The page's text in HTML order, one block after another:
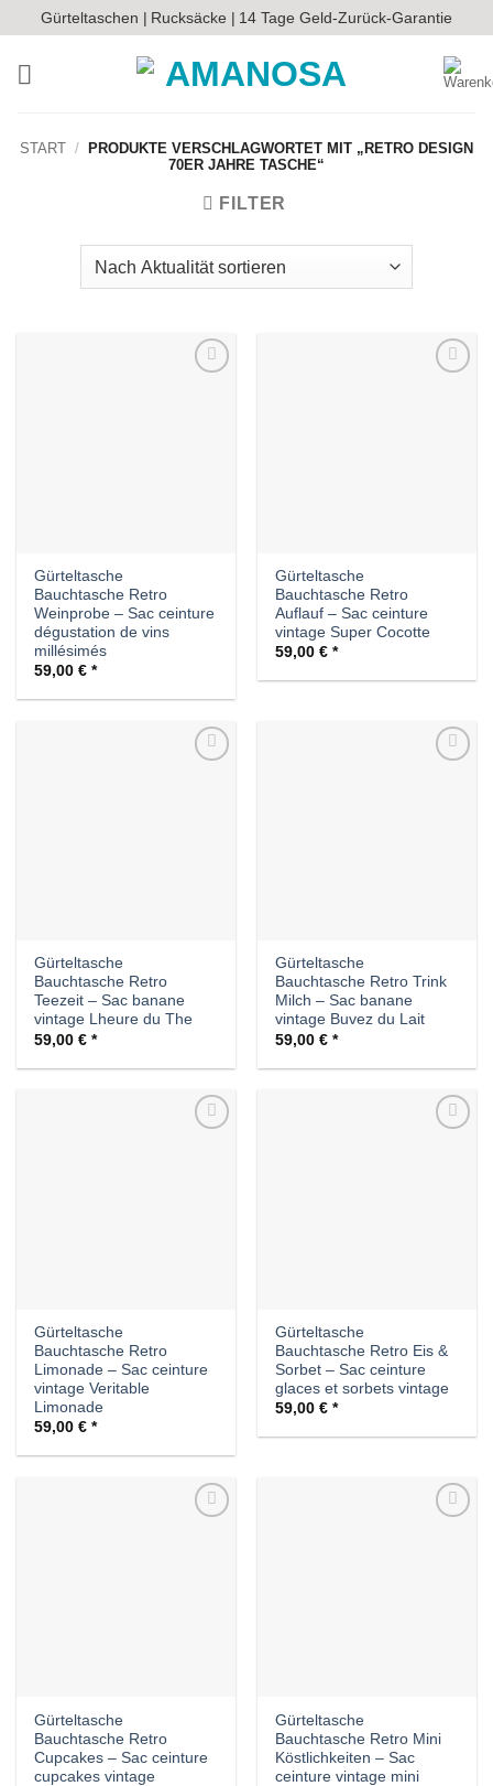
Inhalt
springen
Gürteltaschen | Rucksäcke | 14 Tage Geld-Zurück-Garantie
START /
PRODUKTE VERSCHLAGWORTET MIT „RETRO DESIGN
70ER JAHRE TASCHE“
FILTER
Gürteltasche
Bauchtasche Retro
Weinprobe – Sac ceinture
dégustation de vins
millésimés
59,00€
Gürteltasche
Bauchtasche Retro
Auflauf – Sac ceinture
vintage Super Cocotte
59,00€
Gürteltasche
Bauchtasche Retro
Teezeit – Sac banane
vintage Lheure du The
59,00€
Gürteltasche
Bauchtasche Retro Trink
Milch – Sac banane
vintage Buvez du Lait
59,00€
Gürteltasche
Bauchtasche Retro
Limonade – Sac ceinture
vintage Veritable
Limonade
59,00€
Gürteltasche
Bauchtasche Retro Eis &
Sorbet – Sac ceinture
glaces et sorbets vintage
59,00€
Gürteltasche
Bauchtasche Retro
Cupcakes – Sac ceinture
cupcakes vintage
Gürteltasche
Bauchtasche Retro Mini
Köstlichkeiten – Sac
ceinture vintage mini